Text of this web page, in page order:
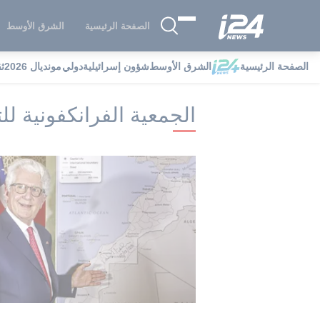
الصفحة الرئيسية الشرق الأوسط
الصفحة الرئيسية الشرق الأوسطشؤون إسرائيليةدوليمونديال 2026 i24NEWS i24NEWS فهرس علامات
الجمعية الفرانكفونية